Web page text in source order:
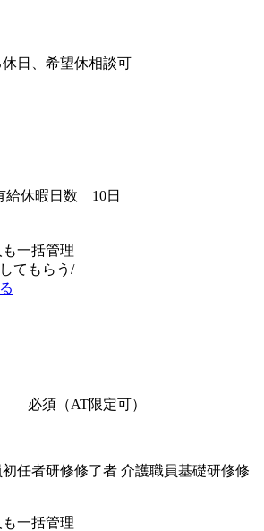
日、希望休相談可
給休暇日数 10日
一括管理
てもらう /
必須（AT限定可）
任者研修修了者 介護職員基礎研修修
一括管理